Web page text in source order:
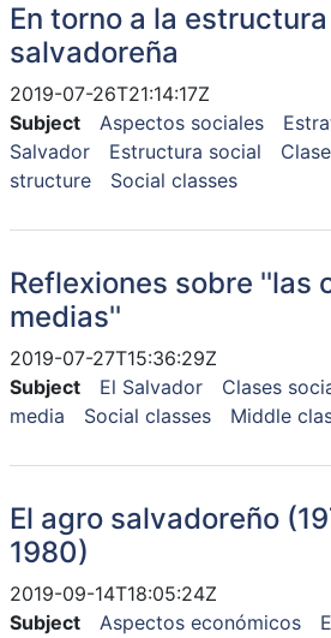
En torno a la
salvadoreña
2019-07-26T21:14:17Z
Subject
Aspectos sociales
Salvador
Estructura social
structure
Social classes
Reflexiones sobre ''las
medias''
2019-07-27T15:36:29Z
Subject
El Salvador Clases
media
Social classes Middle
El agro salvadoreño
1980)
2019-09-14T18:05:24Z
Subject
Aspectos económicos